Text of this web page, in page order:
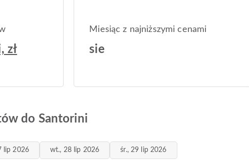
zł
Miesiąc z najniższymi cenami
sie
do Santorini
lip 2026 wt., 28 lip 2026 śr., 29 lip 2026